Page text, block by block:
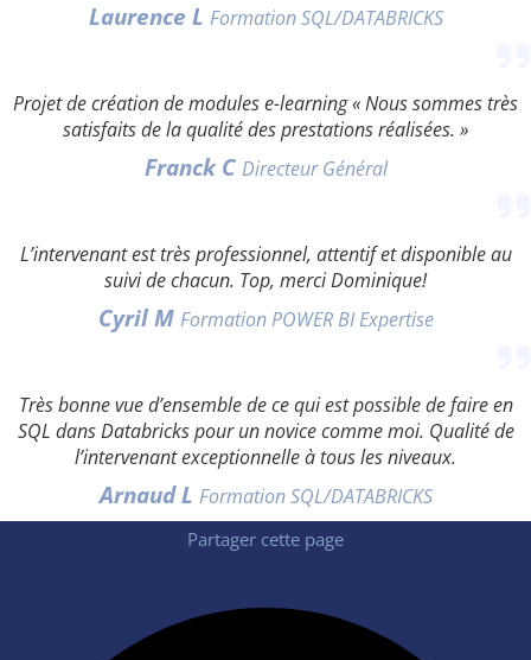
Laurence L Formation SQL/DATABRICKS
Projet de création de modules e-learning « Nous sommes très
satisfaits de la qualité des prestations réalisées. »
Franck C Directeur Général
L’intervenant est très professionnel, attentif et disponible au
suivi de chacun. Top, merci Dominique!
Cyril M Formation POWER BI Expertise
Très bonne vue d’ensemble de ce qui est possible de faire en
SQL dans Databricks pour un novice comme moi. Qualité de
l’intervenant exceptionnelle à tous les niveaux.
Arnaud L Formation SQL/DATABRICKS
Partager cette page